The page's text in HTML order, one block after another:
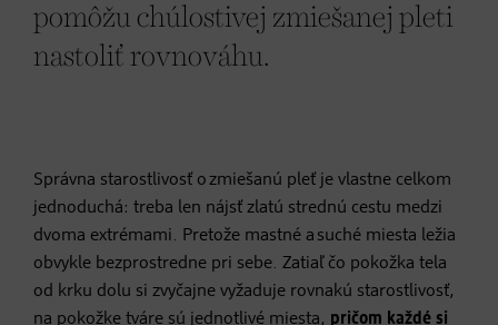
pomôžu chúlostivej zmiešanej pleti
nastoliť rovnováhu.
Správna starostlivosť o zmiešanú pleť je vlastne celkom
jednoduchá: treba len nájsť zlatú strednú cestu medzi
dvoma extrémami. Pretože mastné a suché miesta ležia
obvykle bezprostredne pri sebe. Zatiaľ čo pokožka tela
od krku dolu si zvyčajne vyžaduje rovnakú starostlivosť,
na pokožke tváre sú jednotlivé miesta, pričom každé si